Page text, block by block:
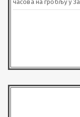
часова на гробљу у